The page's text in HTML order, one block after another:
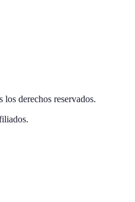
los derechos reservados.